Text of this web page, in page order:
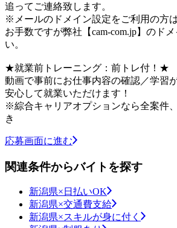
追ってご連絡致します。
※メールのドメイン設定をご利用の方は
お手数ですが弊社【cam-com.jp】のド
い。
★就業前トレーニング：前トレ付！★
動画で事前にお仕事内容の確認／学習
安心して就業いただけます！
※綜合キャリアオプションなら全案件
き
応募画面に進む
関連条件からバイトを探す
新潟県×日払いOK
新潟県×交通費支給
新潟県×スキルが身に付く